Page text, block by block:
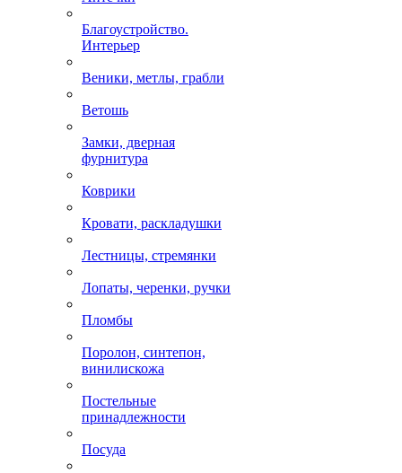
Благоустройство.
Интерьер
Веники, метлы, грабли
Ветошь
Замки, дверная
фурнитура
Коврики
Кровати, раскладушки
Лестницы, стремянки
Лопаты, черенки, ручки
Пломбы
Поролон, синтепон,
винилискожа
Постельные
принадлежности
Посуда